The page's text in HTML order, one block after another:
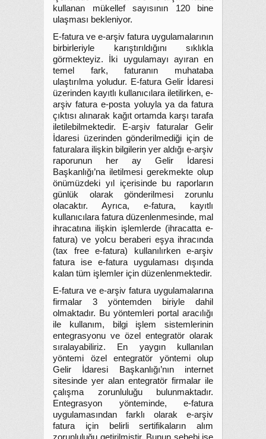
kullanan mükellef sayısının 120 bine
ulaşması bekleniyor.
E-fatura ve e-arşiv fatura uygulamalarının
birbirleriyle karıştırıldığını sıklıkla
görmekteyiz. İki uygulamayı ayıran en
temel fark, faturanın muhataba
ulaştırılma yoludur. E-fatura Gelir İdaresi
üzerinden kayıtlı kullanıcılara iletilirken, e-
arşiv fatura e-posta yoluyla ya da fatura
çıktısı alınarak kağıt ortamda karşı tarafa
iletilebilmektedir. E-arşiv faturalar Gelir
İdaresi üzerinden gönderilmediği için de
faturalara ilişkin bilgilerin yer aldığı e-arşiv
raporunun her ay Gelir İdaresi
Başkanlığı’na iletilmesi gerekmekte olup
önümüzdeki yıl içerisinde bu raporların
günlük olarak gönderilmesi zorunlu
olacaktır. Ayrıca, e-fatura, kayıtlı
kullanıcılara fatura düzenlenmesinde, mal
ihracatına ilişkin işlemlerde (ihracatta e-
fatura) ve yolcu beraberi eşya ihracında
(tax free e-fatura) kullanılırken e-arşiv
fatura ise e-fatura uygulaması dışında
kalan tüm işlemler için düzenlenmektedir.
E-fatura ve e-arşiv fatura uygulamalarına
firmalar 3 yöntemden biriyle dahil
olmaktadır. Bu yöntemleri portal aracılığı
ile kullanım, bilgi işlem sistemlerinin
entegrasyonu ve özel entegratör olarak
sıralayabiliriz. En yaygın kullanılan
yöntemi özel entegratör yöntemi olup
Gelir İdaresi Başkanlığı’nın internet
sitesinde yer alan entegratör firmalar ile
çalışma zorunluluğu bulunmaktadır.
Entegrasyon yönteminde, e-fatura
uygulamasından farklı olarak e-arşiv
fatura için belirli sertifikaların alım